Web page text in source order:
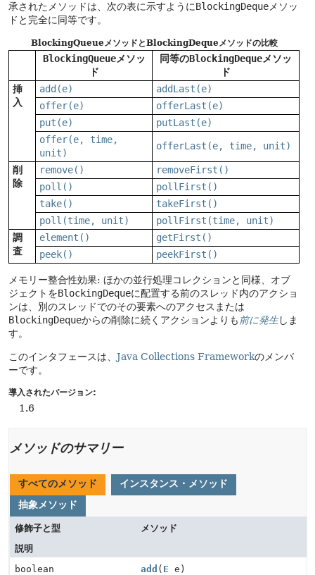
承されたメソッドは、次の表に示すようにBlockingDeque メソッ
ドと完全に同等です。
BlockingQueueメソッドとBlockingDequeメソッドの比較
BlockingQueueメソッ
ド
同等のBlockingDequeメソッ
ド
挿
入
add(e)
addLast(e)
offer(e)
offerLast(e)
put(e)
putLast(e)
offer(e, time,
unit)
offerLast(e, time, unit)
削
除
remove()
removeFirst()
poll()
pollFirst()
take()
takeFirst()
poll(time, unit)
pollFirst(time, unit)
調
査
element()
getFirst()
peek()
peekFirst()
メモリー整合性効果: ほかの並行処理コレクションと同様、オブ
ジェクトをBlockingDequeに配置する前のスレッド内のアクショ
ンは、別のスレッドでのその要素へのアクセスまたは
BlockingDequeからの削除に続くアクションよりも 前に発生しま
す。
このインタフェースは、 Java Collections Frameworkのメンバ
ーです。
導入されたバージョン:
1.6
メソッドのサマリー
すべてのメソッド
インスタンス・メソッド
抽象メソッド
修飾子と型
メソッド
説明
boolean
add ( E e)